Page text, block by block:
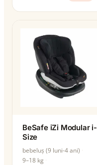
BeSafe iZi Modular i-
Size
bebeluș (9 luni-4 ani)
9–18 kg